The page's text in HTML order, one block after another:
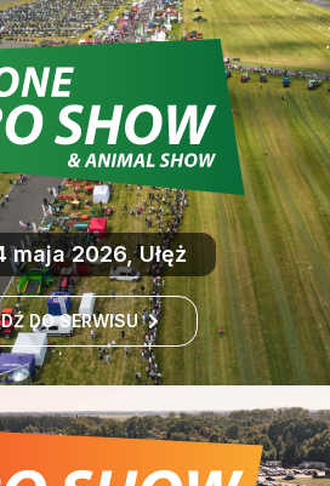
maja 2026, Ułęż
DO SERWISU